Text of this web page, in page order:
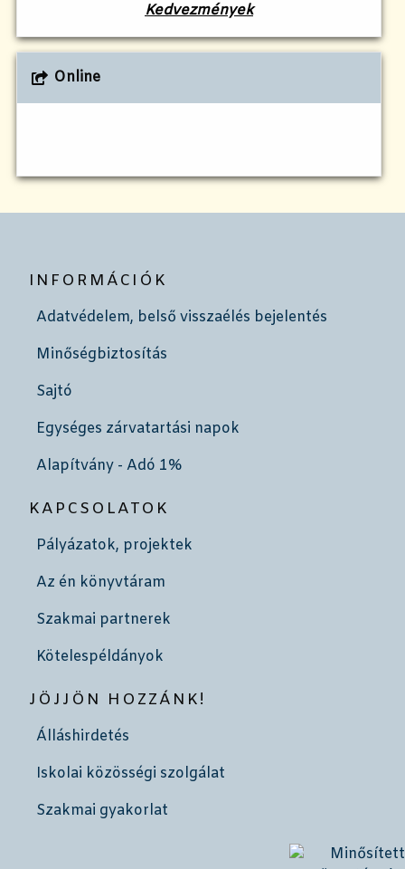
Kedvezmények
Online
INFORMÁCIÓK
Adatvédelem, belső visszaélés bejelentés
Minőségbiztosítás
Sajtó
Egységes zárvatartási napok
Alapítvány - Adó 1%
KAPCSOLATOK
Pályázatok, projektek
Az én könyvtáram
Szakmai partnerek
Kötelespéldányok
JÖJJÖN HOZZÁNK!
Álláshirdetés
Iskolai közösségi szolgálat
Szakmai gyakorlat